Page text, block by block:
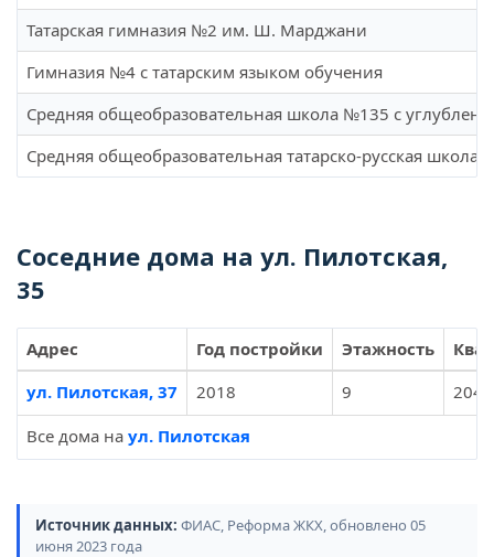
Татарская гимназия №2 им. Ш. Марджани
Гимназия №4 с татарским языком обучения
Средняя общеобразовательная школа №135 с
Средняя общеобразовательная татарско-русская
Соседние дома на ул. Пилотская,
35
Адрес Год постройки Этажность
ул. Пилотская, 37
2018 9
204
Все дома на ул. Пилотская
Источник данных: ФИАС, Реформа ЖКХ, обновлено 05
июня 2023 года